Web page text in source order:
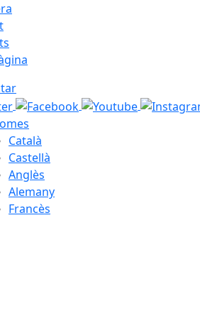
Català
Castellà
Anglès
Alemany
Francès